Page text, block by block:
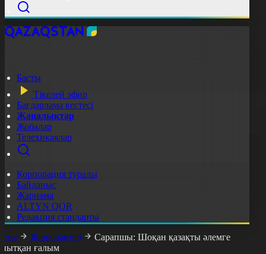
Басты
Тікелей эфир
Бағдарлама кестесі
Жаңалықтар
Жобалар
Телехикаялар
Корпорация туралы
Байланыс
Жарнама
ALTYN QOR
Редакция стандарты
Жаңалықтар
Сарапшы: Шоқан қазақты әлемге
ғалым